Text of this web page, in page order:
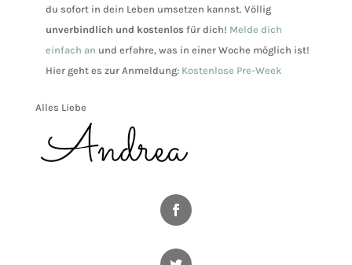
du sofort in dein Leben umsetzen kannst. Völlig
unverbindlich und kostenlos für dich! Melde dich
einfach an und erfahre, was in einer Woche möglich ist!
Hier geht es zur Anmeldung: Kostenlose Pre-Week
Alles Liebe